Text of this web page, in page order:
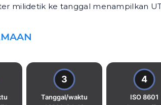
milidetik ke tanggal menampilkan